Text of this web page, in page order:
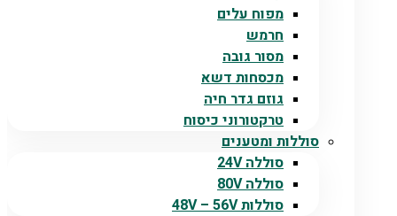
מפוח עלים
חרמש
מסור גובה
מכסחות דשא
גוזם גדר חיה
טרקטורוני כיסוח
סוללות ומטענים
סוללה 24V
סוללה 80V
סוללות 48V – 56V